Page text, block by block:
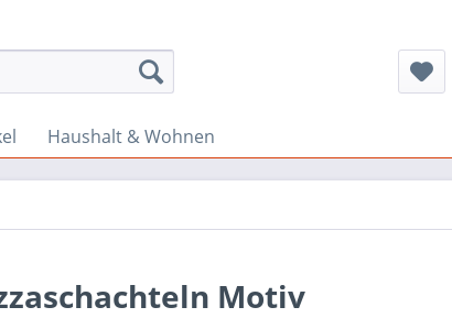
Haushalt & Wohnen
Motiv